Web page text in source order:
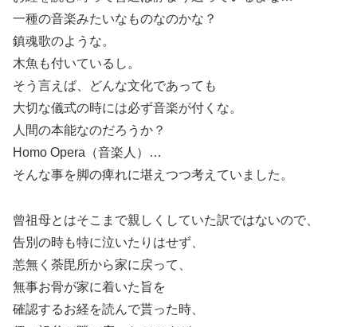
一種の音楽みたいなものなのかな？
鎮魂歌のような。
木魚も付いているし。
そう言えば、どんな文化であっても
大切な儀式の時には必ず音楽が付くな。
人間の本能なのだろうか？
Homo Opera（音楽人）…
そんな事を脚の痺れに堪えつつ考えていました。
曾祖母とはそこまで親しくしていた訳ではないので、
告別の時も特に泣いたりはせず、
恙無く荼毘所から家に戻って、
無事お骨が家に着いた旨を
確認するお経を読んで貰った時、